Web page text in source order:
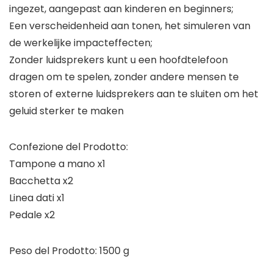
ingezet, aangepast aan kinderen en beginners;
Een verscheidenheid aan tonen, het simuleren van
de werkelijke impacteffecten;
Zonder luidsprekers kunt u een hoofdtelefoon
dragen om te spelen, zonder andere mensen te
storen of externe luidsprekers aan te sluiten om het
geluid sterker te maken
Confezione del Prodotto:
Tampone a mano x1
Bacchetta x2
Linea dati x1
Pedale x2
Peso del Prodotto: 1500 g